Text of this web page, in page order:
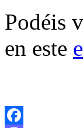
Podéis
en este